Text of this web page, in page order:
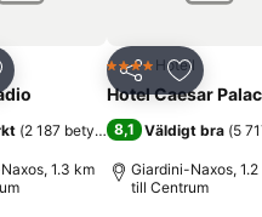
till i Mina Favoriter
(2 187 betyg)
1.3 km
Dela Lägg till
4 StjärnorHotell
Hotel Caesar
8,1 Väldigt bra (5
Giardini-Naxos, 1.2
till Centrum